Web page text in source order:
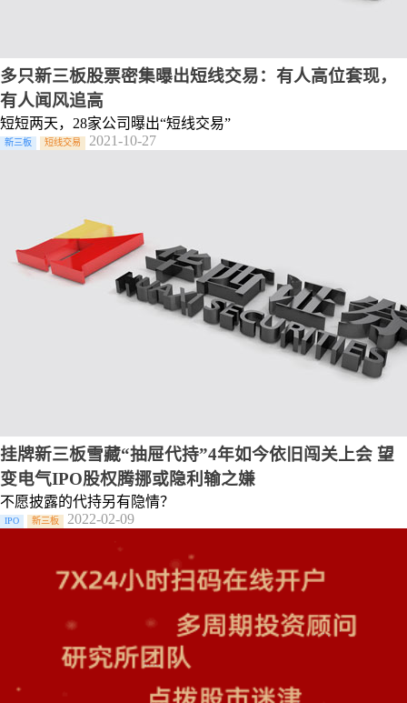
多只新三板股票密集曝出短线交易：有人高位套现，
有人闻风追高
短短两天，28家公司曝出“短线交易”
新三板 短线交易 2021-10-27
挂牌新三板雪藏“抽屉代持”4年如今依旧闯关上会 望
变电气IPO股权腾挪或隐利输之嫌
不愿披露的代持另有隐情？
IPO 新三板 2022-02-09